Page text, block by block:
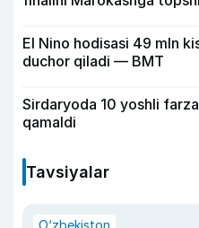
El Nino hodisasi 49 mln
duchor qiladi — BMT
Sirdaryoda 10 yoshli
qamaldi
Tavsiyalar
O‘zbekiston